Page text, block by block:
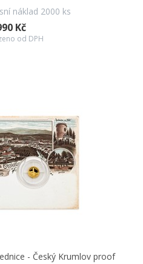
náklad 2000 ks
Kč
od DPH
- Český Krumlov proof